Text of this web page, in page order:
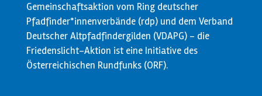
Gemeinschaftsaktion vom Ring deutscher
Pfadfinder*innenverbände (rdp) und dem Verband
Deutscher Altpfadfindergilden (VDAPG) - die
Friedenslicht-Aktion ist eine Initiative des
Österreichischen Rundfunks (ORF).